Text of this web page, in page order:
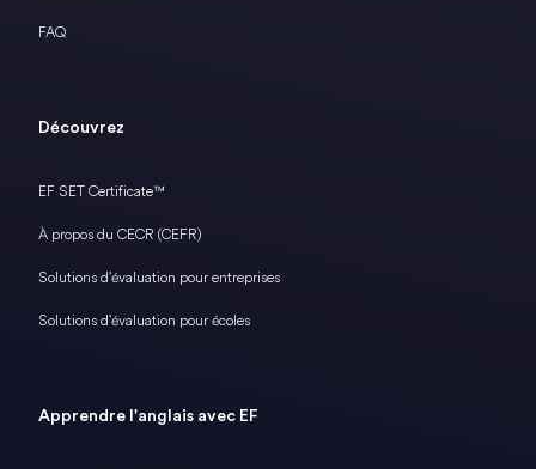
FAQ
Découvrez
EF SET Certificate™
À propos du CECR (CEFR)
Solutions d'évaluation pour entreprises
Solutions d'évaluation pour écoles
Apprendre l'anglais avec EF